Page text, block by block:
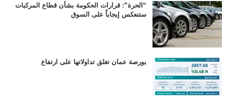
“الحرة”: قرارات الحكومة بشأن قطاع المركبات
ستنعكس إيجاباً على السوق
بورصة عمان تغلق تداولاتها على ارتفاع